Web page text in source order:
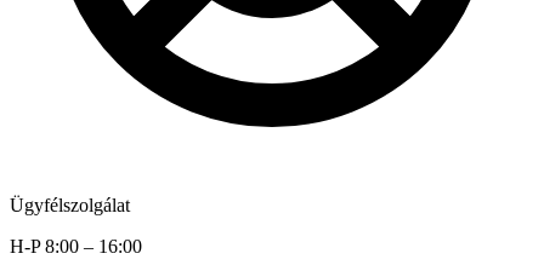
Ügyfélszolgálat
H-P 8:00 – 16:00